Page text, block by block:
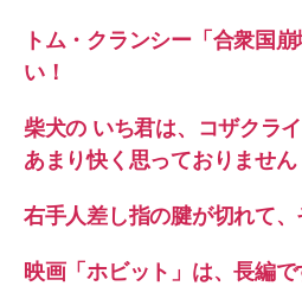
トム・クランシー「合衆国
い！
柴犬の いち君は、コザクラ
あまり快く思っておりません
右手人差し指の腱が切れて、
映画「ホビット」は、長編